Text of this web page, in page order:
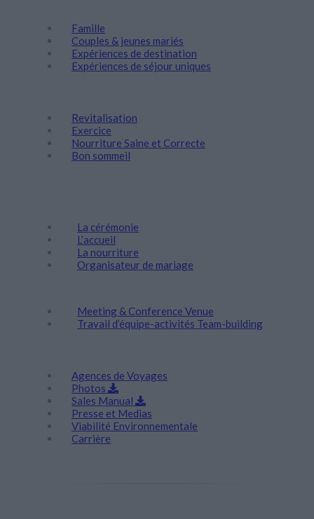
Famille
Couples & jeunes mariés
Expériences de destination
Expériences de séjour uniques
Revitalisation
Exercice
Nourriture Saine et Correcte
Bon sommeil
La cérémonie
L’accueil
La nourriture
Organisateur de mariage
Meeting & Conference Venue
Travail d’équipe-activités Team-building
Agences de Voyages
Photos
Sales Manual
Presse et Medias
Viabilité Environnementale
Carrière